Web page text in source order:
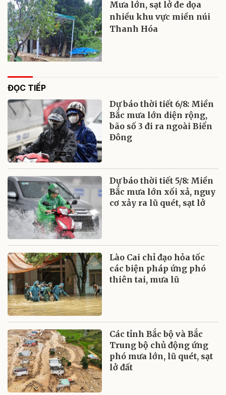
Mưa lớn, sạt lở đe dọa
nhiều khu vực miền núi
Thanh Hóa
ĐỌC TIẾP
Dự báo thời tiết 6/8: Miền
Bắc mưa lớn diện rộng,
bão số 3 đi ra ngoài Biển
Đông
Dự báo thời tiết 5/8: Miền
Bắc mưa lớn xối xả, nguy
cơ xảy ra lũ quét, sạt lở
Lào Cai chỉ đạo hỏa tốc
các biện pháp ứng phó
thiên tai, mưa lũ
Các tỉnh Bắc bộ và Bắc
Trung bộ chủ động ứng
phó mưa lớn, lũ quét, sạt
lở đất